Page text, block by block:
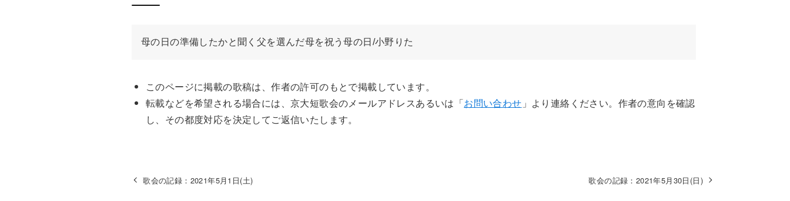
母の日の準備したかと聞く父を選んだ母を祝う母の日/小野りた
このページに掲載の歌稿は、作者の許可のもとで掲載しています。
転載などを希望される場合には、京大短歌会のメールアドレスあるいは「お問い合わせ 」より連絡ください。作者の意向を確認
し、その都度対応を決定してご返信いたします。
歌会の記録：2021年5月1日(土) 歌会の記録：2021年5月30日(日)